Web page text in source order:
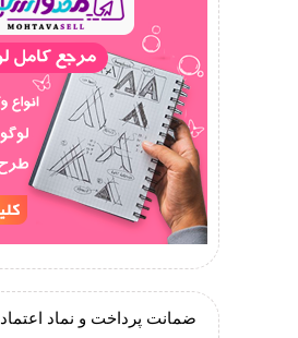
ضمانت پرداخت و نماد اعتماد